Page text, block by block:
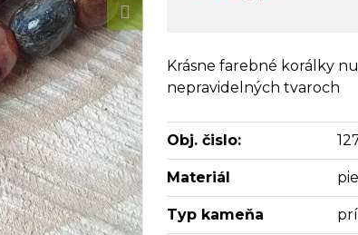
Krásne farebné korálky
nepravidelných tvaroch
Obj. čislo:
Materiál
Typ kameňa